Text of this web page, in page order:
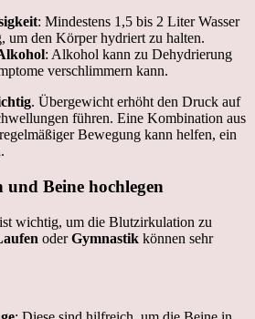
: Mindestens 1,5 bis 2 Liter Wasser
um den Körper hydriert zu halten.
: Alkohol kann zu Dehydrierung
verschlimmern kann.
. Übergewicht erhöht den Druck auf
führen. Eine Kombination aus
Bewegung kann helfen, ein
und Beine hochlegen
wichtig, um die Blutzirkulation zu
oderGymnastik können sehr